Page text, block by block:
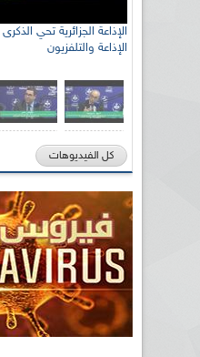
الإذاعة والتلفزيون
رئيس اللجنة الوطنية
الصحراوي السيد سعيد
كل الفيديوهات